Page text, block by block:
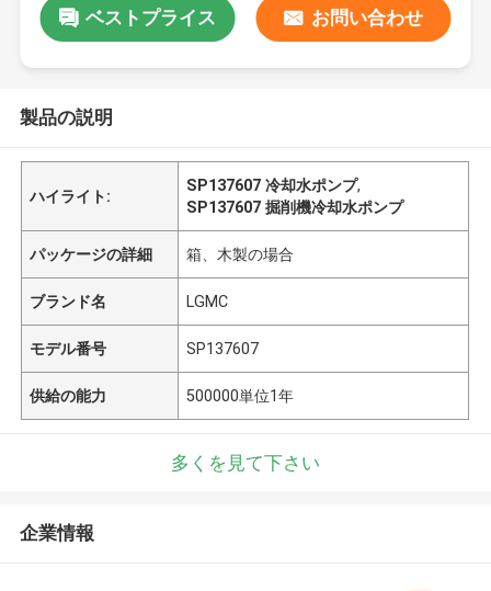
ベストプライス お問い合わせ
製品の説明
ハイライト:
SP137607 冷却水ポンプ,
SP137607 掘削機冷却水ポンプ
パッケージの詳細 箱、木製の場合
ブランド名 LGMC
モデル番号 SP137607
供給の能力 500000単位1年
多くを見て下さい
企業情報